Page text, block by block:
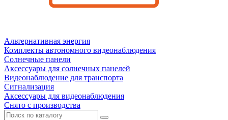
Альтернативная энергия
Комплекты автономного видеонаблюдения
Солнечные панели
Аксессуары для солнечных панелей
Видеонаблюдение для транспорта
Сигнализация
Аксессуары для видеонаблюдения
Снято с производства